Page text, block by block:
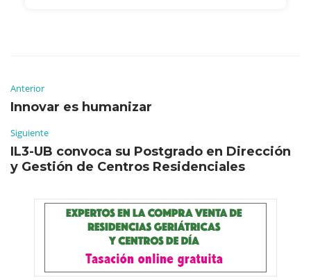
Anterior
Innovar es humanizar
Siguiente
IL3-UB convoca su Postgrado en Dirección
y Gestión de Centros Residenciales